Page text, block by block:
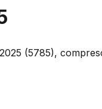
(5785),